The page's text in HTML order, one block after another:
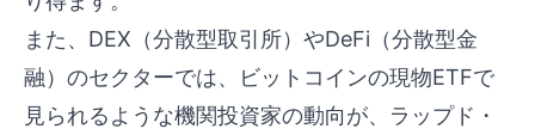
また、DEX（分散型取引所）やDeFi（分散型金
融）のセクターでは、ビットコインの現物ETFで
見られるような機関投資家の動向が、ラップド・